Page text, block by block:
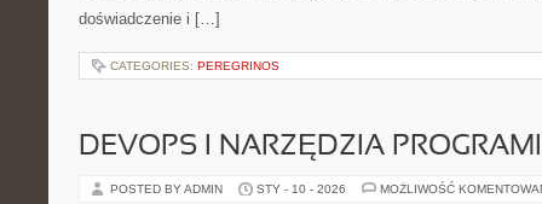
doświadczenie i […]
CATEGORIES: PEREGRINOS
DEVOPS I NARZĘDZIA
POSTED BY ADMIN STY - 10 - 2026 MOŻLIWOŚĆ